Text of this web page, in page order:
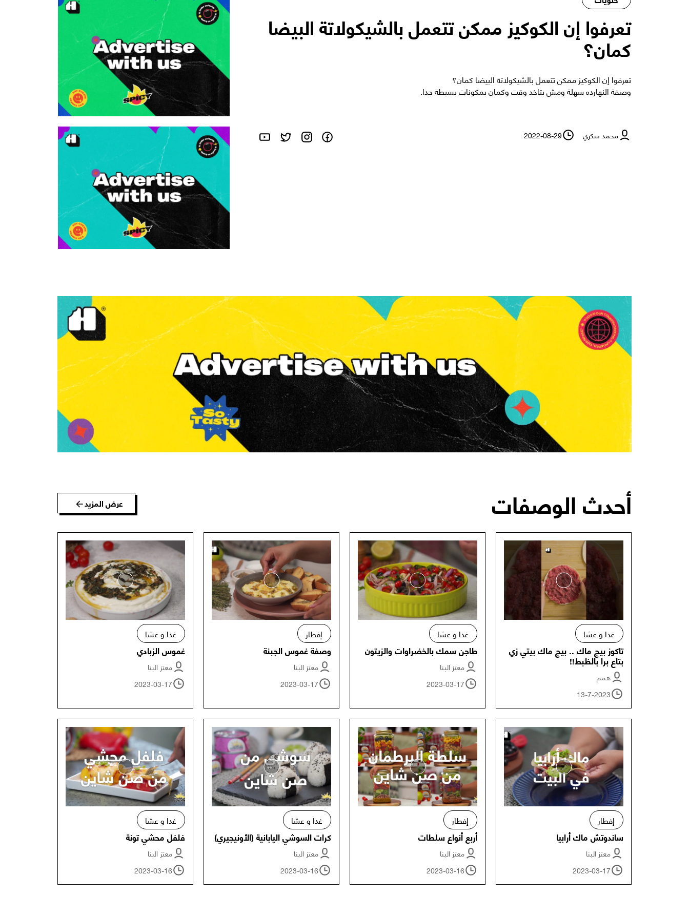
تعرفوا إن الكوكيز ممكن تتعمل بالشيكولاتة البيضا
كمان؟
تعرفوا إن الكوكيز ممكن تتعمل بالشيكولاتة البيضا كمان؟
وصفة النهارده سهلة ومش بتاخد وقت وكمان بمكونات بسيطة جدا.
محمد سكري 2022-08-29
أحدث الوصفات عرض المزيد
غدا و عشا
تاكوز بيج ماك .. بيج ماك بيتي زي
بتاع برا بالظبط!!
همم
13-7-2023
غدا و عشا
طاجن سمك بالخضراوات والزيتون
معتز البنا
2023-03-17
إفطار
وصفة غموس الجبنة
معتز البنا
2023-03-17
غدا و عشا
غموس الزبادي
معتز البنا
2023-03-17
إفطار
ساندوتش ماك أرابيا
معتز البنا
2023-03-17
إفطار
أربع أنواع سلطات
معتز البنا
2023-03-16
غدا و عشا
كرات السوشي اليابانية (الأونيجيري)
معتز البنا
2023-03-16
غدا و عشا
فلفل محشي تونة
معتز البنا
2023-03-16